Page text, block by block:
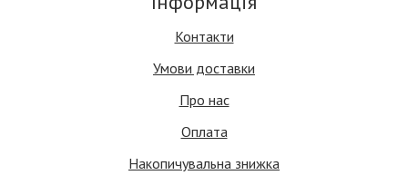
Контакти
Умови доставки
Про нас
Оплата
Накопичувальна знижка